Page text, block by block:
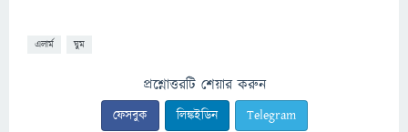
এলার্ম ঘুম
প্রশ্নোত্তরটি শেয়ার করুন
ফেসবুক লিঙ্কইডিন Telegram